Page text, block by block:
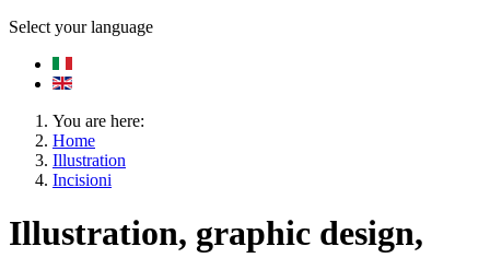
Select your language
You are here:
Home
Illustration
Incisioni
Illustration, graphic design,